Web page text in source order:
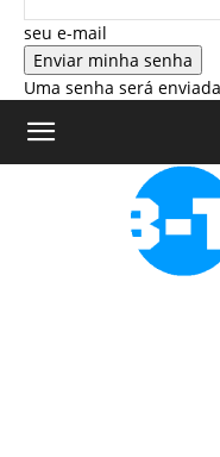
seu e-mail
Uma senha será